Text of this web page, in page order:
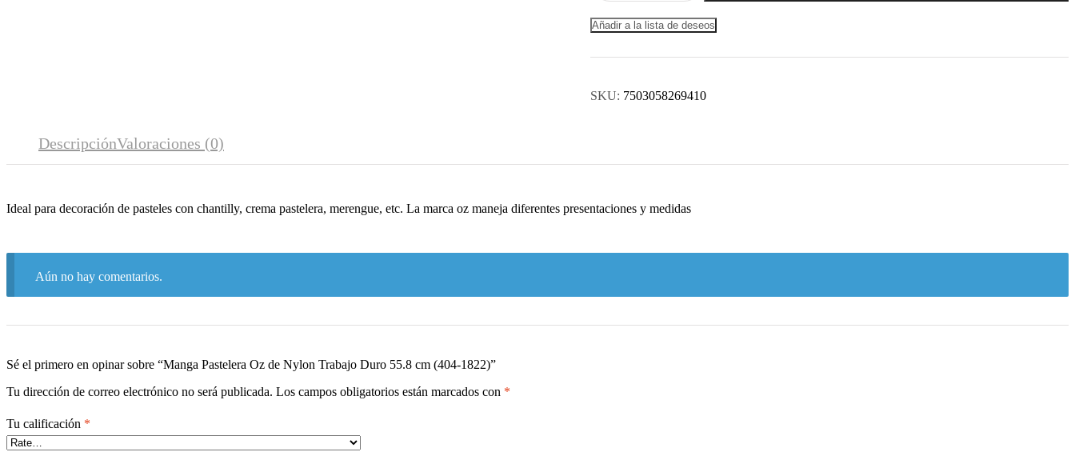
Añadir a la lista de deseos
SKU: 7503058269410
DescripciónValoraciones (0)
Ideal para decoración de pasteles con chantilly, crema pastelera, merengue, etc. La marca oz maneja diferentes presentaciones y medidas
Aún no hay comentarios.
Sé el primero en opinar sobre “Manga Pastelera Oz de Nylon Trabajo Duro 55.8 cm (404-1822)”
Tu dirección de correo electrónico no será publicada. Los campos obligatorios están marcados con *
Tu calificación *